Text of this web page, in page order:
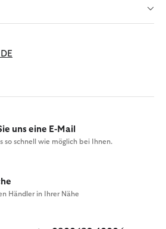
uns eine E-Mail
so schnell wie möglich bei Ihnen.
Händler in Ihrer Nähe